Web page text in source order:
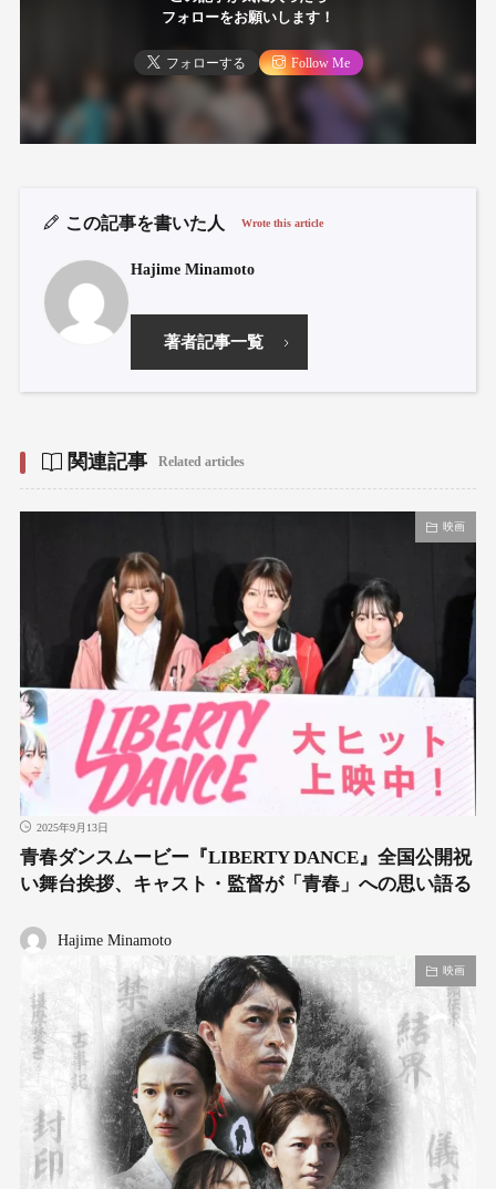
フォローをお願いします！
フォローする Follow Me
この記事を書いた人 Wrote this article
Hajime Minamoto
著者記事一覧
関連記事 Related articles
映画
2025年9月13日
青春ダンスムービー『LIBERTY DANCE』全国公開祝
い舞台挨拶、キャスト・監督が「青春」への思い語る
Hajime Minamoto
映画